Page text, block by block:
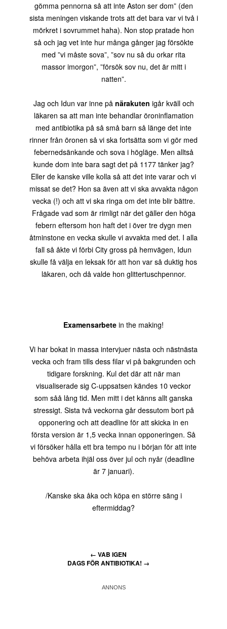
gömma pennorna så att inte Aston ser dom” (den
sista meningen viskande trots att det bara var vi två i
mörkret i sovrummet haha). Non stop pratade hon
så och jag vet inte hur många gånger jag försökte
med ”vi måste sova”, ”sov nu så du orkar rita
massor imorgon”, ”försök sov nu, det är mitt i
natten”.
Jag och Idun var inne på närakuten igår kväll och
läkaren sa att man inte behandlar öroninflamation
med antibiotika på så små barn så länge det inte
rinner från öronen så vi ska fortsätta som vi gör med
febernedsänkande och sova i högläge. Men alltså
kunde dom inte bara sagt det på 1177 tänker jag?
Eller de kanske ville kolla så att det inte varar och vi
missat se det? Hon sa även att vi ska avvakta någon
vecka (!) och att vi ska ringa om det inte blir bättre.
Frågade vad som är rimligt när det gäller den höga
febern eftersom hon haft det i över tre dygn men
åtminstone en vecka skulle vi avvakta med det. I alla
fall så åkte vi förbi City gross på hemvägen, Idun
skulle få välja en leksak för att hon var så duktig hos
läkaren, och då valde hon glittertuschpennor.
Examensarbete in the making!
Vi har bokat in massa intervjuer nästa och nästnästa
vecka och fram tills dess filar vi på bakgrunden och
tidigare forskning. Kul det där att när man
visualiserade sig C-uppsatsen kändes 10 veckor
som såå lång tid. Men mitt i det känns allt ganska
stressigt. Sista två veckorna går dessutom bort på
opponering och att deadline för att skicka in en
första version är 1,5 vecka innan opponeringen. Så
vi försöker hålla ett bra tempo nu i början för att inte
behöva arbeta ihjäl oss över jul och nyår (deadline
är 7 januari).
/Kanske ska åka och köpa en större säng i
eftermiddag?
← VAB IGEN
DAGS FÖR ANTIBIOTIKA! →